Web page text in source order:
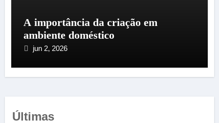
A importância da criação em
ambiente doméstico
jun 2, 2026
Últimas